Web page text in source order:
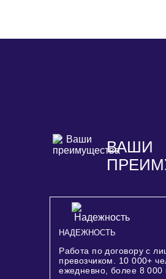
ВАШИ
НАДЕЖНОСТЬ
Работа по договору с
превозчиком. 10 000+
ежедневно, более 8 000